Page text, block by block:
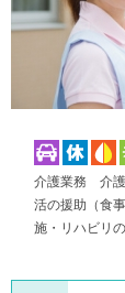
介護業務 介護
活の援助（食
施・リハビリ